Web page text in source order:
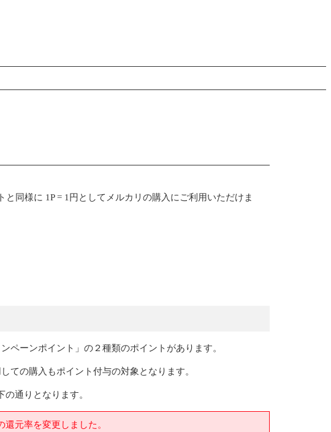
同様に 1P = 1円としてメルカリの購入にご利用いただけま
ペーンポイント」の２種類のポイントがあります。
ての購入もポイント付与の対象となります。
通りとなります。
元率を変更しました。